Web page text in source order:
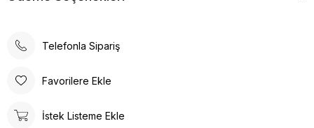
terlik, rahatlığı ve şıklığı bir arada arayanlar için tasarlanmıştır.
tasarlanmıştır. Gün boyu rahat adımlar atmanızı sağlar. Suni deri
nefes almasına olanak tanırken yumuşak bir dokunuş sağlar.
Telefonla Sipariş
Favorilere Ekle
İstek Listeme Ekle